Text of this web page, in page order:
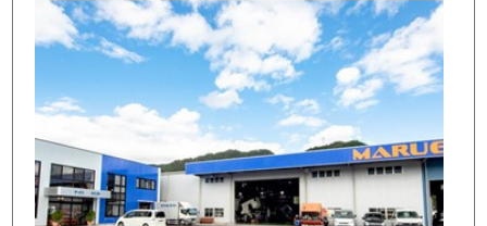
店舗写真2